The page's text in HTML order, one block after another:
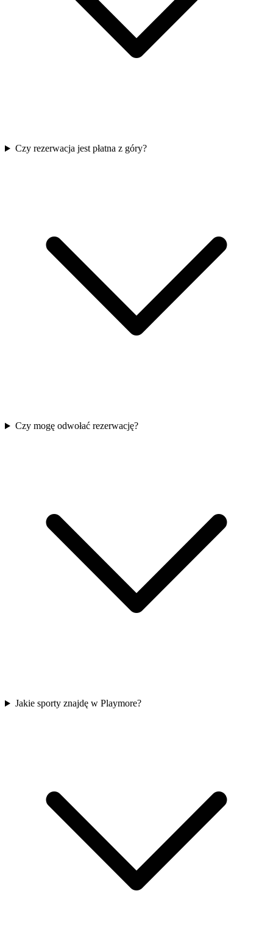
Czy rezerwacja jest płatna z góry?
Czy mogę odwołać rezerwację?
Jakie sporty znajdę w Playmore?